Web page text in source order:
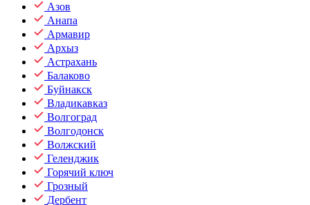
Азов
Анапа
Армавир
Архыз
Астрахань
Балаково
Буйнакск
Владикавказ
Волгоград
Волгодонск
Волжский
Геленджик
Горячий ключ
Грозный
Дербент